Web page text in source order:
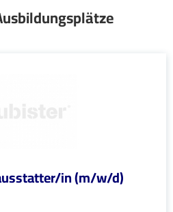
in (m/w/d)